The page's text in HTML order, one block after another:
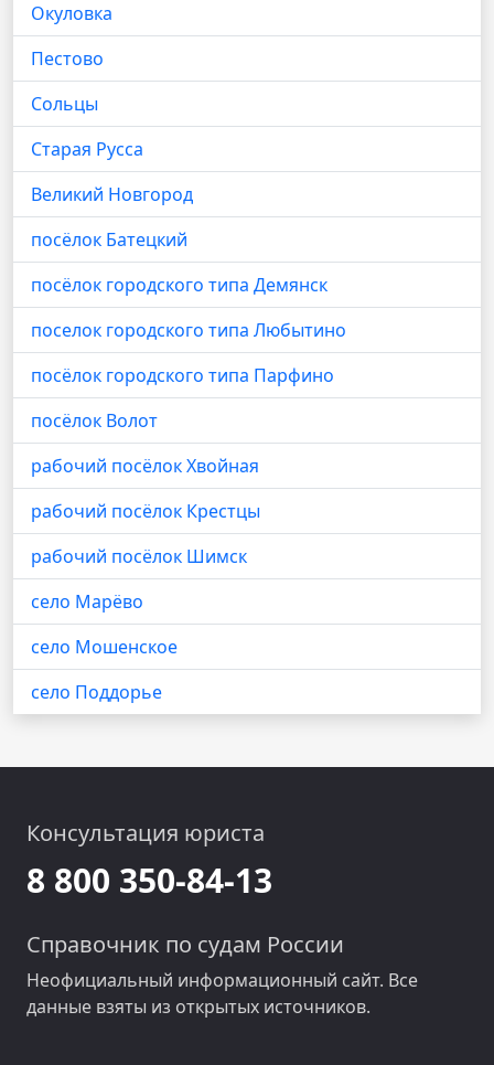
Окуловка
Пестово
Сольцы
Старая Русса
Великий Новгород
посёлок Батецкий
посёлок городского типа Демянск
поселок городского типа Любытино
посёлок городского типа Парфино
посёлок Волот
рабочий посёлок Хвойная
рабочий посёлок Крестцы
рабочий посёлок Шимск
село Марёво
село Мошенское
село Поддорье
Консультация юриста
8 800 350-84-13
Справочник по судам России
Неофициальный информационный сайт. Все
данные взяты из открытых источников.